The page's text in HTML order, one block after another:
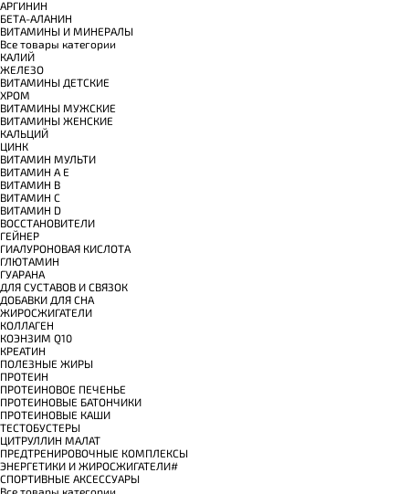
АРГИНИН
БЕТА-АЛАНИН
ВИТАМИНЫ И МИНЕРАЛЫ
Все товары категории
КАЛИЙ
ЖЕЛЕЗО
ВИТАМИНЫ ДЕТСКИЕ
ХРОМ
ВИТАМИНЫ МУЖСКИЕ
ВИТАМИНЫ ЖЕНСКИЕ
КАЛЬЦИЙ
ЦИНК
ВИТАМИН МУЛЬТИ
ВИТАМИН A E
ВИТАМИН B
ВИТАМИН C
ВИТАМИН D
ВОССТАНОВИТЕЛИ
ГЕЙНЕР
ГИАЛУРОНОВАЯ КИСЛОТА
ГЛЮТАМИН
ГУАРАНА
ДЛЯ СУСТАВОВ И СВЯЗОК
ДОБАВКИ ДЛЯ СНА
ЖИРОСЖИГАТЕЛИ
КОЛЛАГЕН
КОЭНЗИМ Q10
КРЕАТИН
ПОЛЕЗНЫЕ ЖИРЫ
ПРОТЕИН
ПРОТЕИНОВОЕ ПЕЧЕНЬЕ
ПРОТЕИНОВЫЕ БАТОНЧИКИ
ПРОТЕИНОВЫЕ КАШИ
ТЕСТОБУСТЕРЫ
ЦИТРУЛЛИН МАЛАТ
ПРЕДТРЕНИРОВОЧНЫЕ КОМПЛЕКСЫ
ЭНЕРГЕТИКИ И ЖИРОСЖИГАТЕЛИ#
СПОРТИВНЫЕ АКСЕССУАРЫ
Все товары категории